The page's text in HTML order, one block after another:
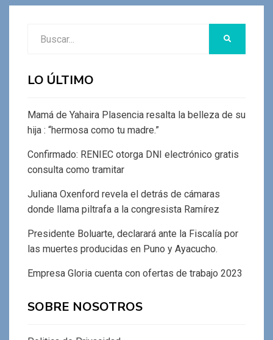
LO ÚLTIMO
Mamá de Yahaira Plasencia resalta la belleza de su
hija : “hermosa como tu madre.”
Confirmado: RENIEC otorga DNI electrónico gratis
consulta como tramitar
Juliana Oxenford revela el detrás de cámaras
donde llama piltrafa a la congresista Ramírez
Presidente Boluarte, declarará ante la Fiscalía por
las muertes producidas en Puno y Ayacucho.
Empresa Gloria cuenta con ofertas de trabajo 2023
SOBRE NOSOTROS